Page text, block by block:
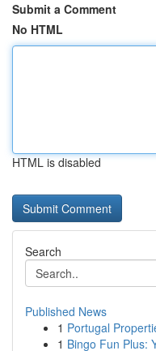
Submit a Comment
No HTML
HTML is disabled
Search
Published News
1 Portugal
1 Bingo Fun Plus: